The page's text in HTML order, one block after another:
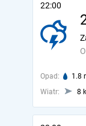
22:00
Opad: 1.8
Wiatr:
8